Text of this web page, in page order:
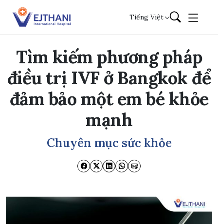
Skip to content
Tiếng Việt
Tìm kiếm phương pháp
điều trị IVF ở Bangkok để
đảm bảo một em bé khỏe
mạnh
Chuyên mục sức khỏe